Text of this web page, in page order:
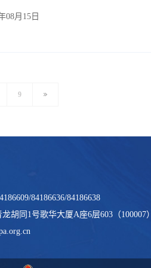
08月15日
9
84186636/84186638
胡同1号歌华大厦A座6层603（100007）